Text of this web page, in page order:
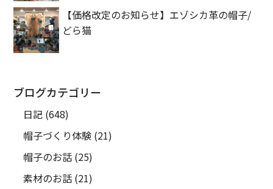
【価格改定のお知らせ】エゾシカ革の帽子/
どら猫
ブログカテゴリー
日記 (648)
帽子づくり体験 (21)
帽子のお話 (25)
素材のお話 (21)